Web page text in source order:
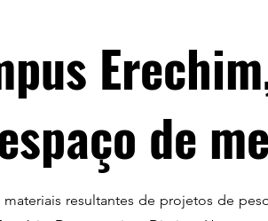
de
resultantes de projetos de